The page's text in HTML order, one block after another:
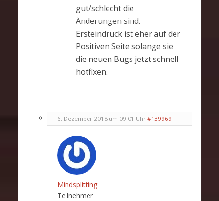
gut/schlecht die
Änderungen sind.
Ersteindruck ist eher auf der
Positiven Seite solange sie
die neuen Bugs jetzt schnell
hotfixen.
6. Dezember 2018 um 09:01 Uhr #139969
Mindsplitting
Teilnehmer